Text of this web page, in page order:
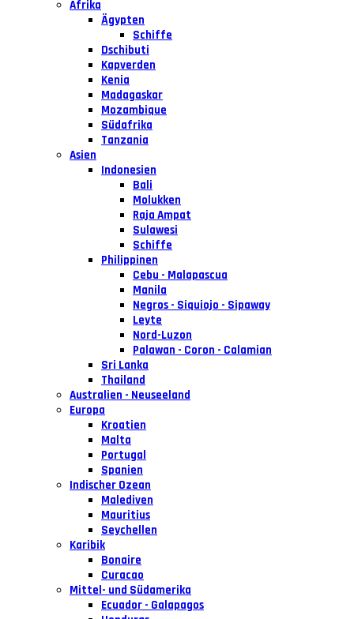
Afrika
Ägypten
Schiffe
Dschibuti
Kapverden
Kenia
Madagaskar
Mozambique
Südafrika
Tanzania
Asien
Indonesien
Bali
Molukken
Raja Ampat
Sulawesi
Schiffe
Philippinen
Cebu - Malapascua
Manila
Negros - Siquiojo - Sipaway
Leyte
Nord-Luzon
Palawan - Coron - Calamian
Sri Lanka
Thailand
Australien - Neuseeland
Europa
Kroatien
Malta
Portugal
Spanien
Indischer Ozean
Malediven
Mauritius
Seychellen
Karibik
Bonaire
Curacao
Mittel- und Südamerika
Ecuador - Galapagos